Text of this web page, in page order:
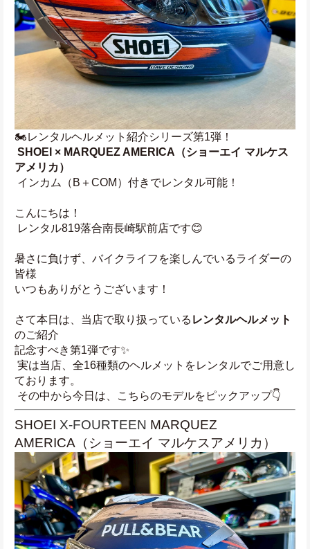
🏍レンタルヘルメット紹介シリーズ第1弾！
SHOEI × MARQUEZ AMERICA（ショーエイ マルケス
アメリカ）
インカム（B＋COM）付きでレンタル可能！
こんにちは！
レンタル819落合南長崎駅前店です😊
暑さに負けず、バイクライフを楽しんでいるライダーの
皆様
いつもありがとうございます！
さて本日は、当店で取り扱っている レンタルヘルメット
のご紹介
記念すべき第1弾です✨
ております。
その中から今日は、こちらのモデルをピックアップ👇
SHOEI X-FOURTEEN MARQUEZ
AMERICA（ショーエイ マルケスアメリカ）